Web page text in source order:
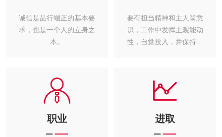
诚信是品行端正的基本要
求，也是一个人的立身之
本。
要有担当精神和主人翁意
识，工作中发挥主观能动
性，自觉投入，并保持工
职业 进取